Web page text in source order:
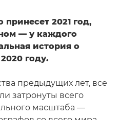
2021 год,
— у каждого
история о
году.
предыдущих лет, все
затронуты всего
масштаба —